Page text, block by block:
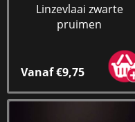
Linzevlaai zwarte
pruimen
Vanaf €9,75